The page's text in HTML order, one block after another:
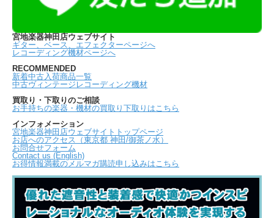
宮地楽器神田店ウェブサイト
ギター、ベース、エフェクターページへ
レコーディング機材ページへ
RECOMMENDED
新着中古入荷商品一覧
中古ヴィンテージレコーディング機材
買取り・下取りのご相談
お手持ちの楽器・機材の買取り下取りはこちら
インフォメーション
宮地楽器神田店ウェブサイトトップページ
お店へのアクセス（東京都 神田/御茶ノ水）
お問合せフォーム
Contact us (English)
お得情報満載のメルマガ購読申し込みはこちら